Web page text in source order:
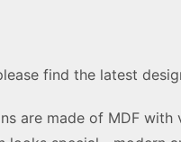
find the latest
are made of MDF